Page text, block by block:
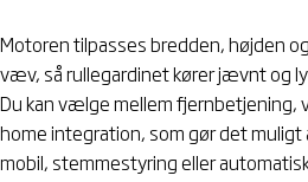
Motoren tilpasses bredden, højden
væv, så rullegardinet kører jævnt og
Du kan vælge mellem
home integration, som gør det muligt
mobil, stemmestyring eller